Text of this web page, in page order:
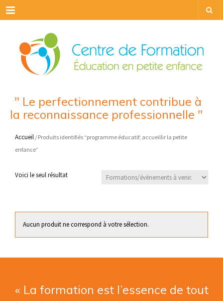
Menu
" Le perfectionnement contribue à
la reconnaissance professionnelle "
Accueil / Produits identifiés “programme éducatif; accueillir la petite
enfance”
Voici le seul résultat
Aucun produit ne correspond à votre sélection.
« La formation est l’essence de tout